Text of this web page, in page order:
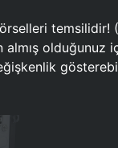
temsilidir!
almış olduğunuz